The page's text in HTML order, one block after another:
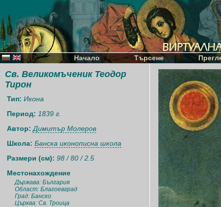
Начало Търсене
Св. Великомъченик Теодор
Тирон
Тип: Икона
Период: 1839 г.
Автор: Димитър Молеров
Школа: Банска иконописна школа
Размери (см): 98 / 80 / 2.5
Местонахождение
Държава: България
Област: Благоевград
Град: Банско
Църква: Св. Троица